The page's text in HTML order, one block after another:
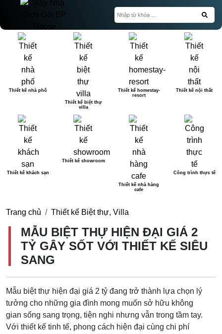
Thiết kế nhà phố
Thiết kế biệt thự
villa
Thiết kế homestay-
resort
Thiết kế nội thất
Thiết kế khách sạn
Thiết kế showroom
Thiết kế nhà hàng
cafe
Công trình thực tế
Trang chủ Thiết kế Biệt thự, Villa
MẪU BIỆT THỰ HIỆN ĐẠI GIÁ 2
TỶ GÂY SỐT VỚI THIẾT KẾ SIÊU
SANG
Mẫu biệt thự hiện đại giá 2 tỷ đang trở thành lựa chọn lý
tưởng cho những gia đình mong muốn sở hữu không
gian sống sang trọng, tiện nghi nhưng vẫn trong tầm tay.
Với thiết kế tinh tế, phong cách hiện đại cùng chi phí